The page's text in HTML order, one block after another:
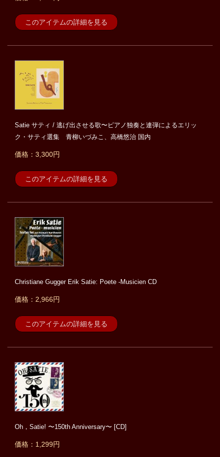
このアイテムの詳細を見る
Satie サティ / 逃げ出させる歌〜ピアノ独奏と連弾によるエリッ
ク・サティ選集 青柳いづみこ、高橋悠治 国内
価格：3,300円
このアイテムの詳細を見る
Christiane Gugger Erik Satie: Poete -Musicien CD
価格：2,966円
このアイテムの詳細を見る
Oh，Satie! 〜150th Anniversary〜 [CD]
価格：1,299円